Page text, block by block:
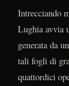
Intrecciando
Lughia avvia
generata da
tali fogli di
quattordici